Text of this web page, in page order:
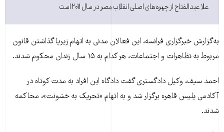
علا عبدالفتاح از چهره‌های اصلی انقلاب مصر در سال ۲۰۱۱ است
به‌گزارش خبرگزاری فرانسه، این فعالان مدنی به اتهام زیرپا گذاشتن قانون
مربوط به تظاهرات و اجتماعات، هر کدام به ۱۵ سال زندان محکوم شدند.
احمد سیف، وکیل دادگستری گفت دادگاه این افراد به مدت کوتاه در
آکادمی پلیس قاهره برگزار شد و به اتهام «تحریک به خشونت»، محاکمه
شدند.